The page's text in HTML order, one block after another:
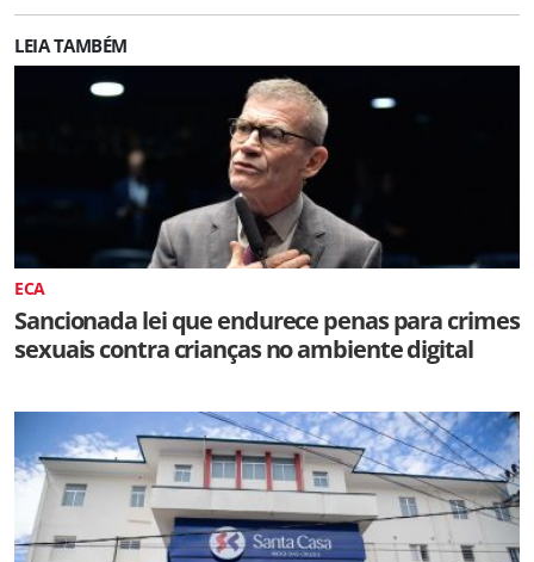
LEIA TAMBÉM
ECA
Sancionada lei que endurece penas para crimes
sexuais contra crianças no ambiente digital